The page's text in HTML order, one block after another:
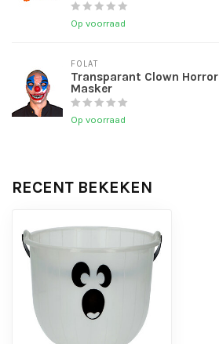
Op voorraad
FOLAT
Transparant Clown Horror
Masker
Op voorraad
RECENT BEKEKEN